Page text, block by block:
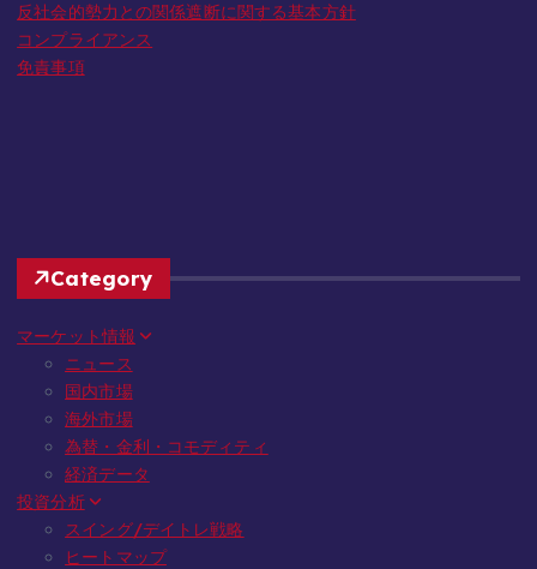
反社会的勢力との関係遮断に関する基本方針
コンプライアンス
免責事項
Category
マーケット情報
ニュース
国内市場
海外市場
為替・金利・コモディティ
経済データ
投資分析
スイング/デイトレ戦略
ヒートマップ